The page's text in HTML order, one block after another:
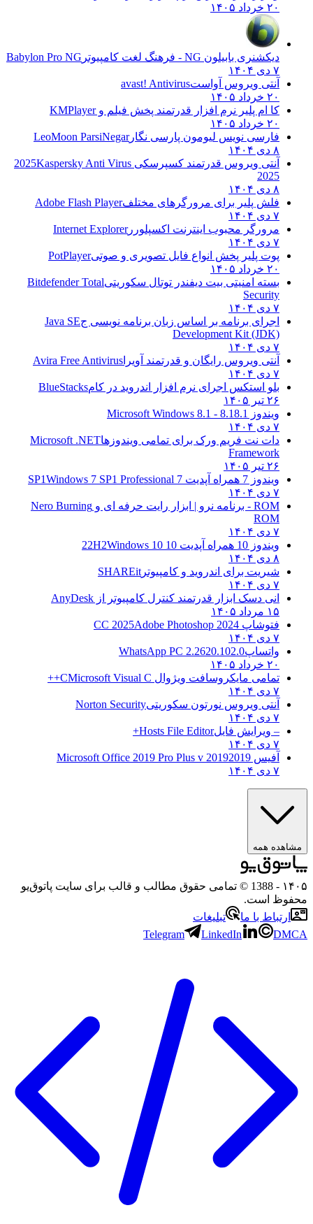
۲۰ خرداد ۱۴۰۵
دیکشنری بابیلون NG - فرهنگ لغت کامپیوتر
Babylon Pro NG
۷ دی ۱۴۰۴
آنتی ویروس آواستavast! Antivirus
۲۰ خرداد ۱۴۰۵
کا ام پلیر نرم افزار قدرتمند پخش فیلم و KMPlayer
۲۰ خرداد ۱۴۰۵
فارسی نویس لیومون پارسی نگار LeoMoon ParsiNegar
۸ دی ۱۴۰۴
آنتی ویروس قدرتمند کسپرسکی 2025 Kaspersky Anti Virus
2025
۸ دی ۱۴۰۴
فلش پلیر برای مرورگرهای مختلفAdobe Flash Player
۷ دی ۱۴۰۴
مرورگر محبوب اینترنت اکسپلورر Internet Explorer
۷ دی ۱۴۰۴
پوت پلیر پخش انواع فایل تصویری و صوتیPotPlayer
۲۰ خرداد ۱۴۰۵
بسته امنیتی بیت دیفندر توتال سکوریتیBitdefender Total
Security
۷ دی ۱۴۰۴
اجرای برنامه بر اساس زبان برنامه نویسی جJava SE
Development Kit (JDK)
۷ دی ۱۴۰۴
آنتی ویروس رایگان و قدرتمند آویرا Avira Free Antivirus
۷ دی ۱۴۰۴
بلو استکس اجرای نرم افزار اندروید در کامBlueStacks
۲۶ تیر ۱۴۰۵
ویندوز 8.1
8.1 - Microsoft Windows 8.1
۷ دی ۱۴۰۴
دات نت فریم ورک برای تمامی ویندوزهاMicrosoft .NET
Framework
۲۶ تیر ۱۴۰۵
ویندوز 7 همراه آپدیت 7 SP1
Windows 7 SP1 Professional
۷ دی ۱۴۰۴
ROM - برنامه نرو | ابزار رایت حرفه ای و
Nero Burning
ROM
۷ دی ۱۴۰۴
ویندوز 10 همراه آپدیت 10 22H2
Windows 10
۸ دی ۱۴۰۴
شیریت برای اندروید و کامپیوتر SHAREit
۷ دی ۱۴۰۴
انی دسک ابزار قدرتمند کنترل کامپیوتر از AnyDesk
۱۵ مرداد ۱۴۰۵
فتوشاپ CC 2025 Adobe Photoshop 2024
۷ دی ۱۴۰۴
واتساپWhatsApp PC 2.2620.102.0
۲۰ خرداد ۱۴۰۵
تمامی مایکروسافت ویژوال C Microsoft Visual C++
۷ دی ۱۴۰۴
آنتی ویروس نورتون سکوریتیNorton Security
۷ دی ۱۴۰۴
– ویرایش فایلHosts File Editor+
۷ دی ۱۴۰۴
آفیس 2019 2019 Microsoft Office 2019 Pro Plus v
۷ دی ۱۴۰۴
مشاهده همه
۱۴۰۵
- 1388 © تمامی حقوق مطالب و قالب برای سایت پاتوق‌یو
محفوظ است.
ارتباط با ما
تبلیغات
Telegram
LinkedIn DMCA